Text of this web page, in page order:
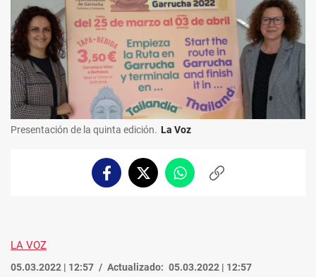
Presentación de la quinta edición. La Voz
FacebookTwitterWhatsappCopiar
LA VOZ
05.03.2022 | 12:57 Actualizado: 05.03.2022 | 12:57